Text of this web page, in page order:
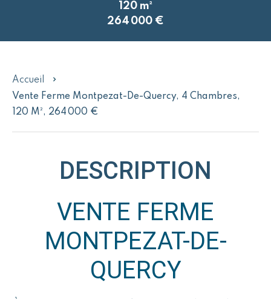
120 m²
264 000 €
Accueil
Vente Ferme Montpezat-De-Quercy, 4 Chambres,
120 M², 264 000 €
DESCRIPTION
VENTE FERME
MONTPEZAT-DE-
QUERCY